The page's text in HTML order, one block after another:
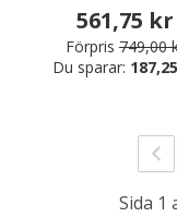
561,75 kr
Förpris 749,00
Du sparar:
Sida 1